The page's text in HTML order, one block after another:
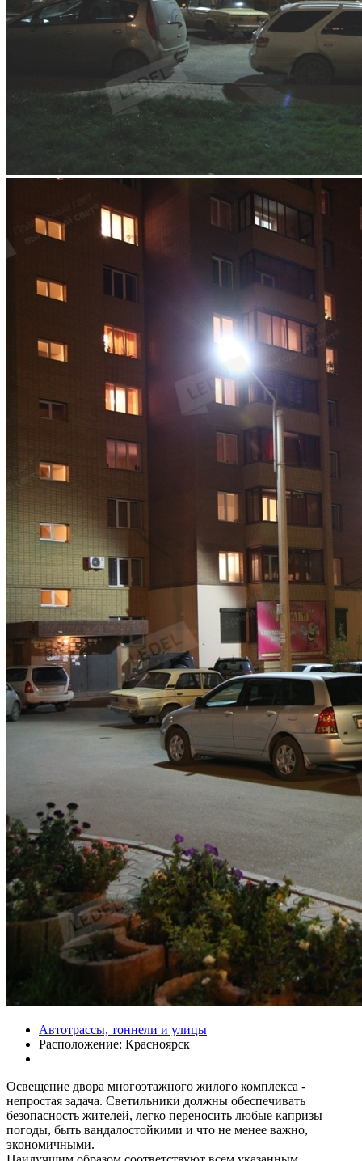
Автотрассы, тоннели и улицы
Расположение: Красноярск
Освещение двора многоэтажного жилого комплекса -
непростая задача. Светильники должны обеспечивать
безопасность жителей, легко переносить любые капризы
погоды, быть вандалостойкими и что не менее важно,
экономичными.